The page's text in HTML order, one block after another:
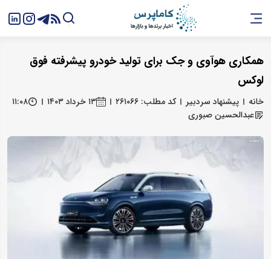
همکاری هوآوی و جک برای تولید خودرو پیشرفته فوق
لوکس
خانه پیشنهاد سردبیر کد مطلب: ۲۶۱۰۶۶ ۱۳ خرداد ۱۴۰۳
۱۱:۰۸
عبدالحسین صبوری